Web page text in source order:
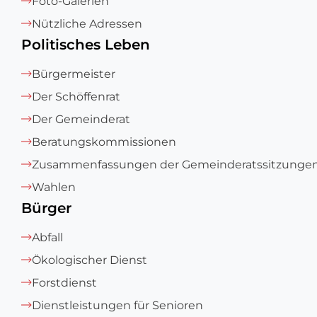
Nützliche Adressen
Politisches Leben
Bürgermeister
Der Schöffenrat
Der Gemeinderat
Beratungskommissionen
Zusammenfassungen der
Wahlen
Bürger
Abfall
Ökologischer Dienst
Forstdienst
Dienstleistungen für Senioren